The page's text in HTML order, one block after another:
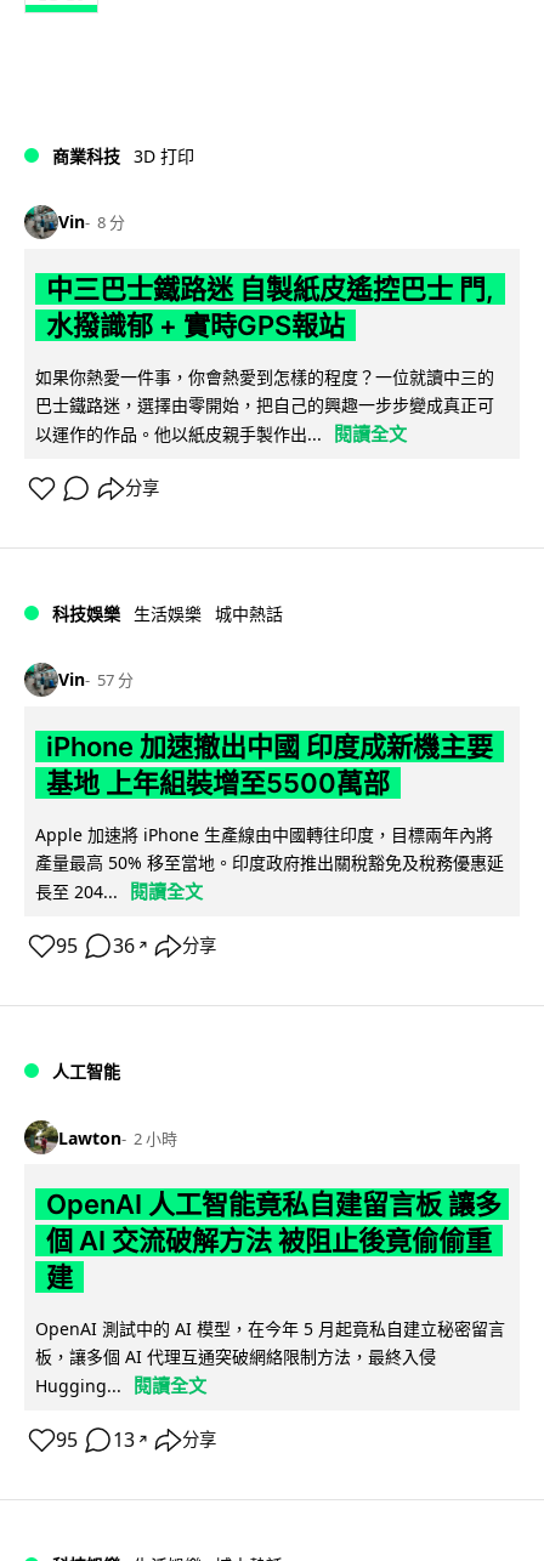
商業科技 3D 打印
Vin 8 分
中三巴士鐵路迷 自製紙皮遙控巴士 門,
水撥識郁 + 實時GPS報站
如果你熱愛一件事，你會熱愛到怎樣的程度？一位就讀中三的
巴士鐵路迷，選擇由零開始，把自己的興趣一步步變成真正可
以運作的作品。他以紙皮親手製作出...
閱讀全文
分享
科技娛樂 生活娛樂 城中熱話
Vin 57 分
iPhone 加速撤出中國 印度成新機主要
基地 上年組裝增至5500萬部
Apple 加速將 iPhone 生產線由中國轉往印度，目標兩年內將
產量最高 50% 移至當地。印度政府推出關稅豁免及稅務優惠延
長至 204...
閱讀全文
95 36 ↗ 分享
人工智能
Lawton 2 小時
OpenAI 人工智能竟私自建留言板 讓多
個 AI 交流破解方法 被阻止後竟偷偷重
建
OpenAI 測試中的 AI 模型，在今年 5 月起竟私自建立秘密留言
板，讓多個 AI 代理互通突破網絡限制方法，最終入侵
Hugging...
閱讀全文
95 13 ↗ 分享